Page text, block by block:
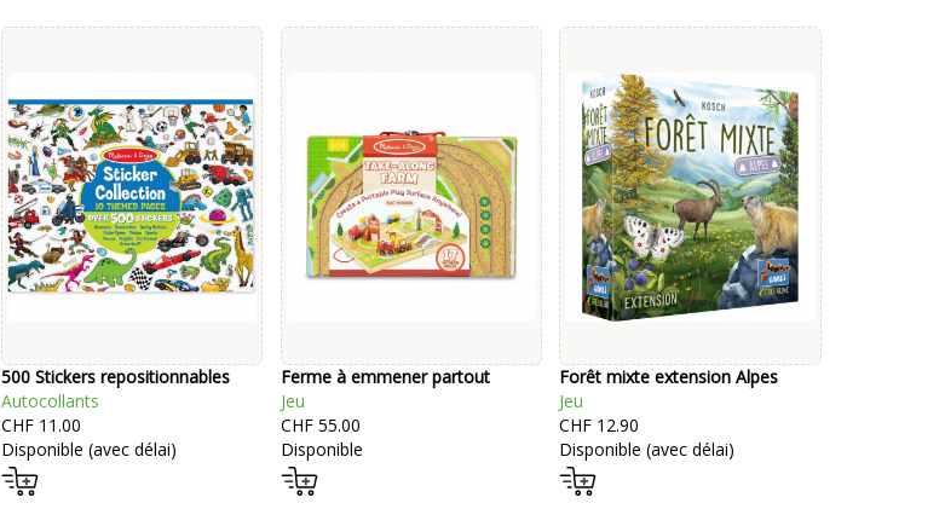
500 Stickers repositionnables
Autocollants
CHF 11.00
Disponible (avec délai)
Ferme à emmener partout
Jeu
CHF 55.00
Disponible
Forêt mixte extension Alpes
Jeu
CHF 12.90
Disponible (avec délai)